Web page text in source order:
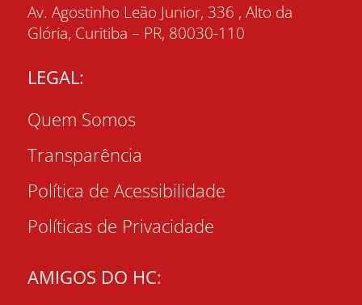
Av. Agostinho Leão Junior, 336 , Alto da
Glória, Curitiba – PR, 80030-110
LEGAL:
Quem Somos
Transparência
Política de Acessibilidade
Políticas de Privacidade
AMIGOS DO HC: